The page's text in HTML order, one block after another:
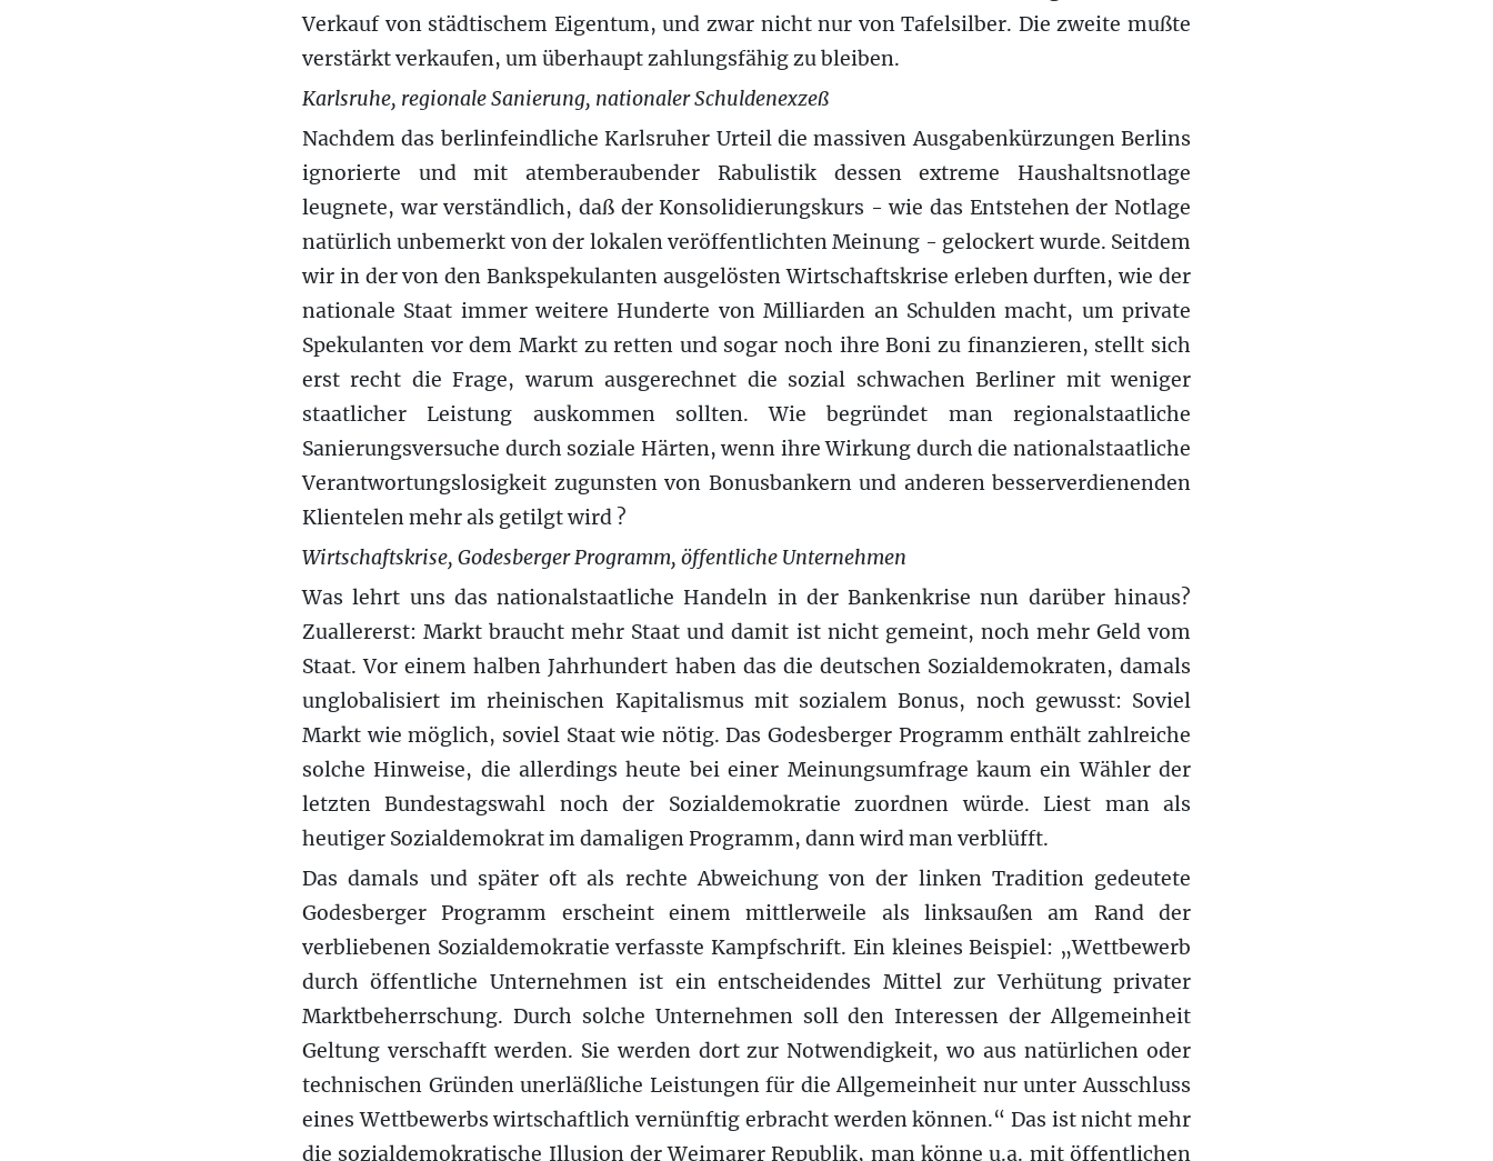
Verkauf von städtischem Eigentum, und zwar nicht nur von Tafelsilber. Die zweite mußte
verstärkt verkaufen, um überhaupt zahlungsfähig zu bleiben.
Karlsruhe, regionale Sanierung, nationaler Schuldenexzeß
Nachdem das berlinfeindliche Karlsruher Urteil die massiven Ausgabenkürzungen Berlins
ignorierte und mit atemberaubender Rabulistik dessen extreme Haushaltsnotlage
leugnete, war verständlich, daß der Konsolidierungskurs - wie das Entstehen der Notlage
natürlich unbemerkt von der lokalen veröffentlichten Meinung - gelockert wurde. Seitdem
wir in der von den Bankspekulanten ausgelösten Wirtschaftskrise erleben durften, wie der
nationale Staat immer weitere Hunderte von Milliarden an Schulden macht, um private
Spekulanten vor dem Markt zu retten und sogar noch ihre Boni zu finanzieren, stellt sich
erst recht die Frage, warum ausgerechnet die sozial schwachen Berliner mit weniger
staatlicher Leistung auskommen sollten. Wie begründet man regionalstaatliche
Sanierungsversuche durch soziale Härten, wenn ihre Wirkung durch die nationalstaatliche
Verantwortungslosigkeit zugunsten von Bonusbankern und anderen besserverdienenden
Klientelen mehr als getilgt wird ?
Wirtschaftskrise, Godesberger Programm, öffentliche Unternehmen
Was lehrt uns das nationalstaatliche Handeln in der Bankenkrise nun darüber hinaus?
Zuallererst: Markt braucht mehr Staat und damit ist nicht gemeint, noch mehr Geld vom
Staat. Vor einem halben Jahrhundert haben das die deutschen Sozialdemokraten, damals
unglobalisiert im rheinischen Kapitalismus mit sozialem Bonus, noch gewusst: Soviel
Markt wie möglich, soviel Staat wie nötig. Das Godesberger Programm enthält zahlreiche
solche Hinweise, die allerdings heute bei einer Meinungsumfrage kaum ein Wähler der
letzten Bundestagswahl noch der Sozialdemokratie zuordnen würde. Liest man als
heutiger Sozialdemokrat im damaligen Programm, dann wird man verblüfft.
Das damals und später oft als rechte Abweichung von der linken Tradition gedeutete
Godesberger Programm erscheint einem mittlerweile als linksaußen am Rand der
verbliebenen Sozialdemokratie verfasste Kampfschrift. Ein kleines Beispiel: „Wettbewerb
durch öffentliche Unternehmen ist ein entscheidendes Mittel zur Verhütung privater
Marktbeherrschung. Durch solche Unternehmen soll den Interessen der Allgemeinheit
Geltung verschafft werden. Sie werden dort zur Notwendigkeit, wo aus natürlichen oder
technischen Gründen unerläßliche Leistungen für die Allgemeinheit nur unter Ausschluss
eines Wettbewerbs wirtschaftlich vernünftig erbracht werden können.“ Das ist nicht mehr
die sozialdemokratische Illusion der Weimarer Republik, man könne u.a. mit öffentlichen